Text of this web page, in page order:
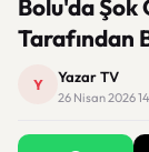
Bolu'da Şok
Tarafından
Y Yazar TV
26 Nisan 2026